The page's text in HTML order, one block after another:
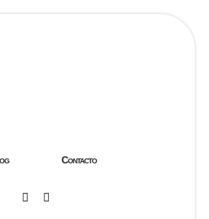
Contacto